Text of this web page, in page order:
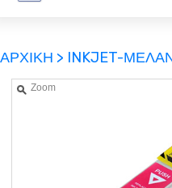
ΑΡΧΙΚΗ > INKJET-
Zoom